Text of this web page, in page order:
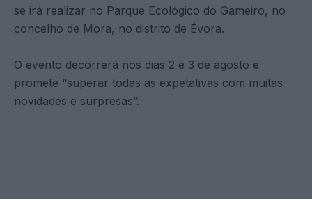
se irá realizar no Parque Ecológico do Gameiro, no
concelho de Mora, no distrito de Évora.
O evento decorrerá nos dias 2 e 3 de agosto e
promete “superar todas as expetativas com muitas
novidades e surpresas”.